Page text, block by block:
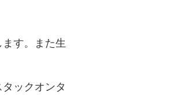
す。また生
ックオンタ